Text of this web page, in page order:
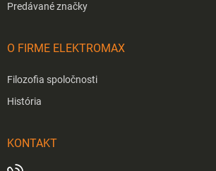
Predávané značky
O FIRME ELEKTROMAX
Filozofia spoločnosti
História
KONTAKT